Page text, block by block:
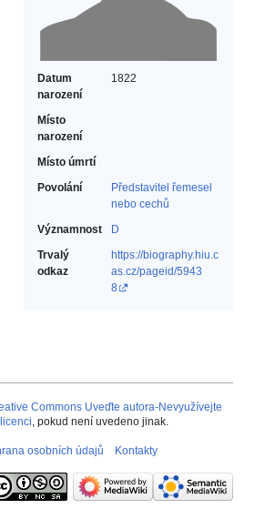
Datum
narození
1822
Místo
narození
Místo úmrtí
Povolání
Představitel řemesel
nebo cechů‎
Významnost
D
Trvalý
odkaz
https://biography.hiu.c
as.cz/pageid/5943
8
Commons Uveďte autora-Nevyužívejte
, pokud není uvedeno jinak.
osobních údajů Kontakty